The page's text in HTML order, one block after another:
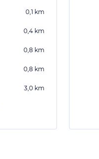
0,1 km
0,4 km
0,8 km
0,8 km
3,0 km